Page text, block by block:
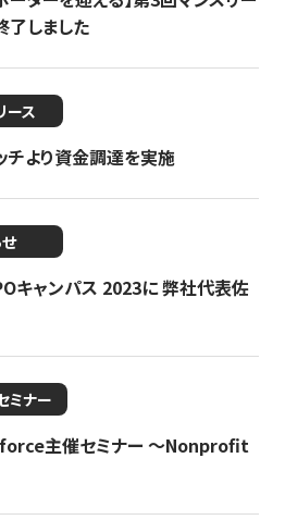
了しました
ース
チより資金調達を実施
キャンパス 2023に 弊社代表佐
ミナー
主催セミナー 〜Nonprofit